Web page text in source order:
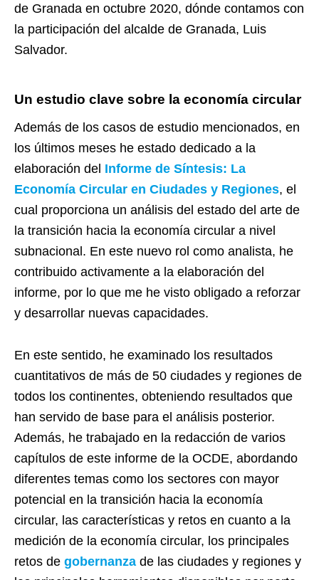
de Granada en octubre 2020, dónde contamos con
la participación del alcalde de Granada, Luis
Salvador.
Un estudio clave sobre la economía circular
Además de los casos de estudio mencionados, en
los últimos meses he estado dedicado a la
elaboración del Informe de Síntesis: La
Economía Circular en Ciudades y Regiones, el
cual proporciona un análisis del estado del arte de
la transición hacia la economía circular a nivel
subnacional. En este nuevo rol como analista, he
contribuido activamente a la elaboración del
informe, por lo que me he visto obligado a reforzar
y desarrollar nuevas capacidades.
En este sentido, he examinado los resultados
cuantitativos de más de 50 ciudades y regiones de
todos los continentes, obteniendo resultados que
han servido de base para el análisis posterior.
Además, he trabajado en la redacción de varios
capítulos de este informe de la OCDE, abordando
diferentes temas como los sectores con mayor
potencial en la transición hacia la economía
circular, las características y retos en cuanto a la
medición de la economía circular, los principales
retos de gobernanza de las ciudades y regiones y